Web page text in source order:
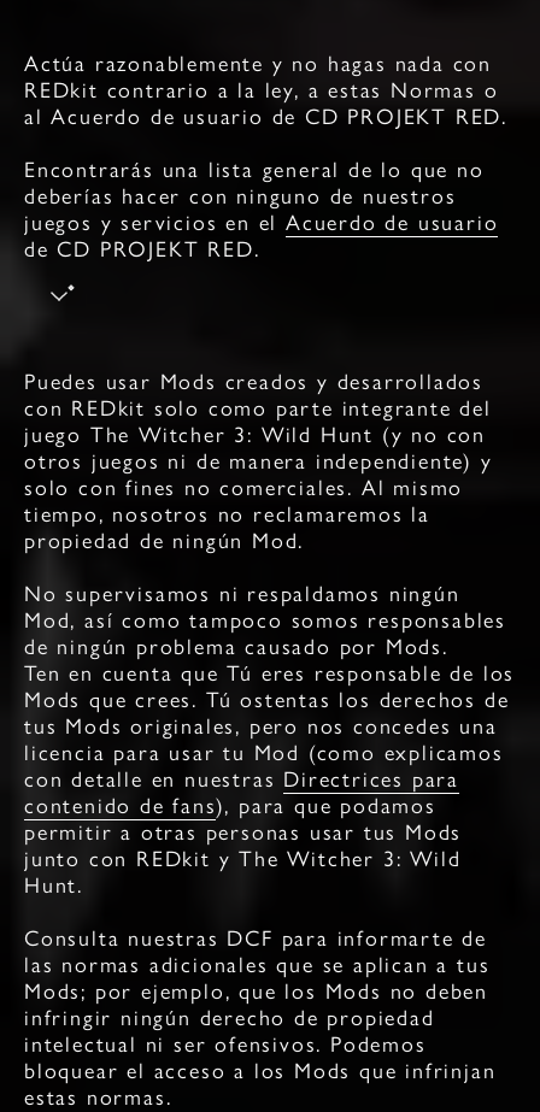
Actúa razonablemente y no hagas nada con
REDkit contrario a la ley, a estas Normas o
al Acuerdo de usuario de CD PROJEKT RED.
Encontrarás una lista general de lo que no
deberías hacer con ninguno de nuestros
juegos y servicios en elAcuerdo de usuario
de CD PROJEKT RED.
Puedes usar Mods creados y desarrollados
con REDkit solo como parte integrante del
juego The Witcher 3: Wild Hunt (y no con
otros juegos ni de manera independiente) y
solo con fines no comerciales. Al mismo
tiempo, nosotros no reclamaremos la
propiedad de ningún Mod.
No supervisamos ni respaldamos ningún
Mod, así como tampoco somos responsables
de ningún problema causado por Mods.
Ten en cuenta que Tú eres responsable de los
Mods que crees. Tú ostentas los derechos de
tus Mods originales, pero nos concedes una
licencia para usar tu Mod (como explicamos
con detalle en nuestras Directrices para
contenido de fans), para que podamos
permitir a otras personas usar tus Mods
junto con REDkit y The Witcher 3: Wild
Hunt.
Consulta nuestras DCF para informarte de
las normas adicionales que se aplican a tus
Mods; por ejemplo, que los Mods no deben
infringir ningún derecho de propiedad
intelectual ni ser ofensivos. Podemos
bloquear el acceso a los Mods que infrinjan
estas normas.